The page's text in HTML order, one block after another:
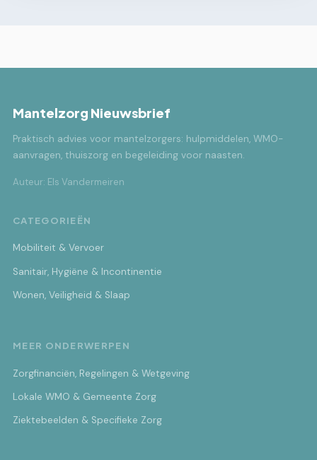
Mantelzorg Nieuwsbrief
Praktisch advies voor mantelzorgers: hulpmiddelen, WMO-
aanvragen, thuiszorg en begeleiding voor naasten.
Auteur: Els Vandermeiren
CATEGORIEËN
Mobiliteit & Vervoer
Sanitair, Hygiëne & Incontinentie
Wonen, Veiligheid & Slaap
MEER ONDERWERPEN
Zorgfinanciën, Regelingen & Wetgeving
Lokale WMO & Gemeente Zorg
Ziektebeelden & Specifieke Zorg